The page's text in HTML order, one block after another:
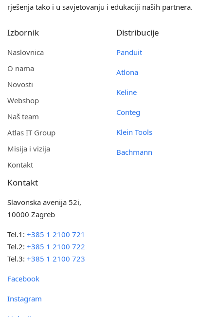
rješenja tako i u savjetovanju i edukaciji naših partnera.
Izbornik
Naslovnica
O nama
Novosti
Webshop
Naš team
Atlas IT Group
Misija i vizija
Kontakt
Distribucije
Panduit
Atlona
Keline
Conteg
Klein Tools
Bachmann
Kontakt
Slavonska avenija 52i,
10000 Zagreb
Tel.1:+385 1 2100 721
Tel.2:+385 1 2100 722
Tel.3:+385 1 2100 723
Facebook
Instagram